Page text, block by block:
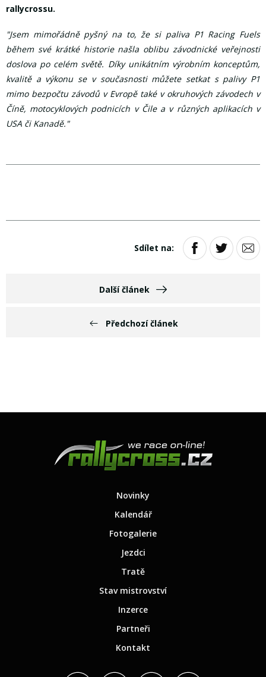
rallycrossu.
"Jsem mimořádně pyšný na to, že si paliva P1 Racing Fuels
během své krátké historie našla oblibu závodnické veřejnosti
doslova po celém světě. Díky unikátním výrobním konceptům,
kvalitě a výkonu se v současnosti můžete setkat s palivy P1
mimo bezpočtu závodů v Evropě také v okruhových závodech v
Číně, motocyklových podnicích v Čile a v různých aplikacích v
USA či Kanadě."
Předchozí článek
Sdílet na:
Další článek
Novinky
Kalendář
Fotogalerie
Jezdci
Tratě
Stav mistrovství
Inzerce
Partneři
Kontakt